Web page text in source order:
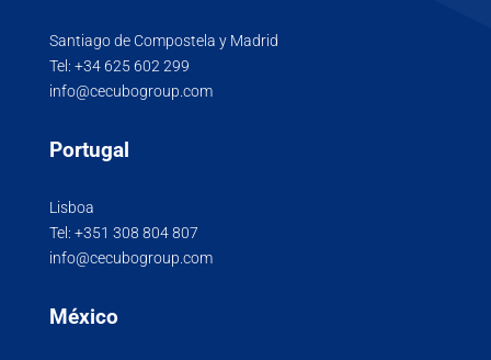
Santiago de Compostela y Madrid
Tel: +34 625 602 299
info@cecubogroup.com
Portugal
Lisboa
Tel: +351 308 804 807
info@cecubogroup.com
México